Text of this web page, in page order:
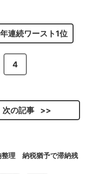
連続ワースト1位
4
次の記事
整理 納税猶予で滞納残